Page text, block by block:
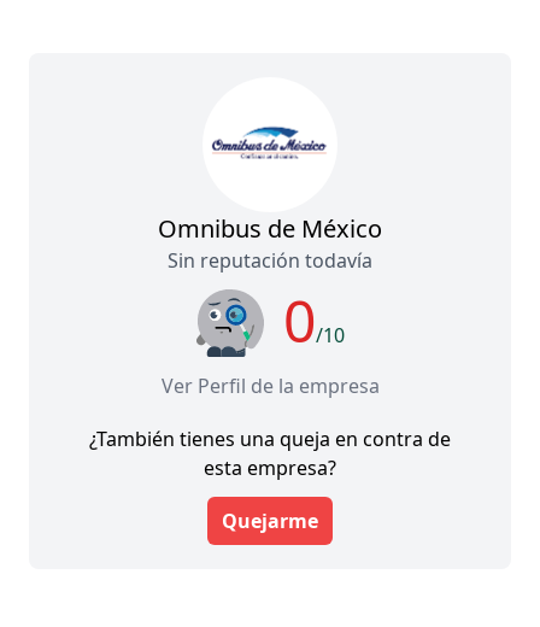
Omnibus de México
Sin reputación todavía
0/10
Ver Perfil de la empresa
¿También tienes una queja en contra de
esta empresa?
Quejarme